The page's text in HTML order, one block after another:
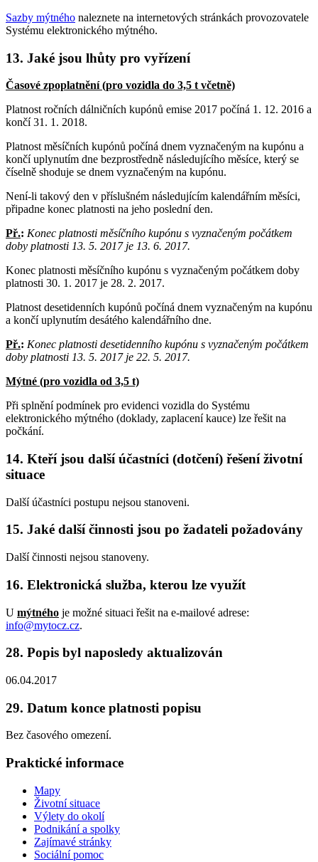
Sazby mýtného naleznete na internetových stránkách provozovatele
Systému elektronického mýtného.
13. Jaké jsou lhůty pro vyřízení
Časové zpoplatnění (pro vozidla do 3,5 t včetně)
Platnost ročních dálničních kupónů emise 2017 počíná 1. 12. 2016 a
končí 31. 1. 2018.
Platnost měsíčních kupónů počíná dnem vyznačeným na kupónu a
končí uplynutím dne bezprostředně následujícího měsíce, který se
číselně shoduje se dnem vyznačeným na kupónu.
Není-li takový den v příslušném následujícím kalendářním měsíci,
připadne konec platnosti na jeho poslední den.
Př.: Konec platnosti měsíčního kupónu s vyznačeným počátkem
doby platnosti 13. 5. 2017 je 13. 6. 2017.
Konec platnosti měsíčního kupónu s vyznačeným počátkem doby
platnosti 30. 1. 2017 je 28. 2. 2017.
Platnost desetidenních kupónů počíná dnem vyznačeným na kupónu
a končí uplynutím desátého kalendářního dne.
Př.: Konec platnosti desetidenního kupónu s vyznačeným počátkem
doby platnosti 13. 5. 2017 je 22. 5. 2017.
Mýtné (pro vozidla od 3,5 t)
Při splnění podmínek pro evidenci vozidla do Systému
elektronického mýtného (doklady, zaplacení kauce) lze řešit na
počkání.
14. Kteří jsou další účastníci (dotčení) řešení životní
situace
Další účastníci postupu nejsou stanoveni.
15. Jaké další činnosti jsou po žadateli požadovány
Další činnosti nejsou stanoveny.
16. Elektronická služba, kterou lze využít
U mýtného je možné situaci řešit na e-mailové adrese:
info@mytocz.cz.
28. Popis byl naposledy aktualizován
06.04.2017
29. Datum konce platnosti popisu
Bez časového omezení.
Praktické informace
Mapy
Životní situace
Výlety do okolí
Podnikání a spolky
Zajímavé stránky
Sociální pomoc